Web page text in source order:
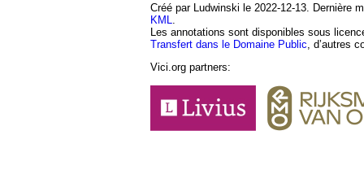
Créé par Ludwinski le 2022-12-13. Dernière
KML
Les annotations sont disponibles sous
Transfert dans le Domaine Public , d’autres
Vici.org partners: